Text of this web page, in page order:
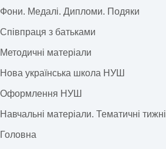
Фони. Медалі. Дипломи. Подяки
Співпраця з батьками
Методичні матеріали
Нова українська школа НУШ
Оформлення НУШ
Навчальні матеріали. Тематичні тижні
Головна